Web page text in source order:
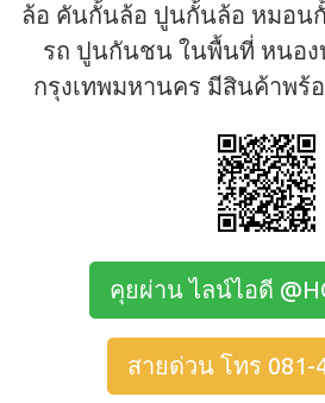
ล้อ คันกั้นล้อ ปูนกั้นล้อ หมอน
รถ ปูนกันชน ในพื้นที่ หนอง
กรุงเทพมหานคร มีสินค้าพร้
คุยผ่าน ไลน์ไอดี
สายด่วน โทร 081-